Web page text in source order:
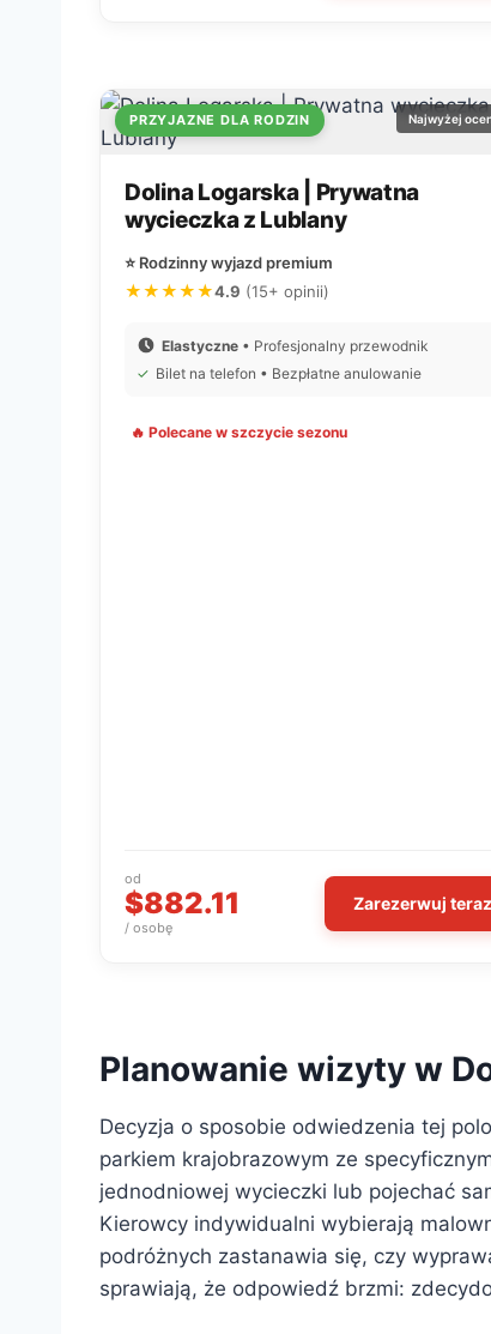
PRZYJAZNE DLA RODZIN Najwyżej
Dolina Logarska | Prywatna
wycieczka z Lublany
⭐ Rodzinny wyjazd premium
★★★★★4.9 (15+ opinii)
Elastyczne • Profesjonalny przewodnik
✓ Bilet na telefon • Bezpłatne anulowanie
🔥 Polecane w szczycie sezonu
od
$882.11
/ osobę
Zarezerwuj teraz
Planowanie wizyty w
Decyzja o sposobie odwiedzenia tej
parkiem krajobrazowym ze
jednodniowej wycieczki lub pojechać
Kierowcy indywidualni wybierają
podróżnych zastanawia się, czy
sprawiają, że odpowiedź brzmi: